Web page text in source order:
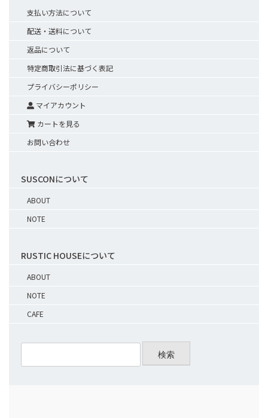
支払い方法について
配送・送料について
返品について
特定商取引法に基づく表記
プライバシーポリシー
マイアカウント
カートを見る
お問い合わせ
SUSCONについて
ABOUT
NOTE
RUSTIC HOUSEについて
ABOUT
NOTE
CAFE
検索